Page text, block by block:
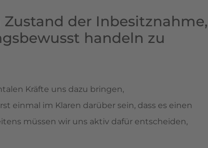
der Inbesitznahme,
handeln zu
Kräfte uns dazu bringen,
einmal im Klaren darüber sein, dass es einen
müssen wir uns aktiv dafür entscheiden,